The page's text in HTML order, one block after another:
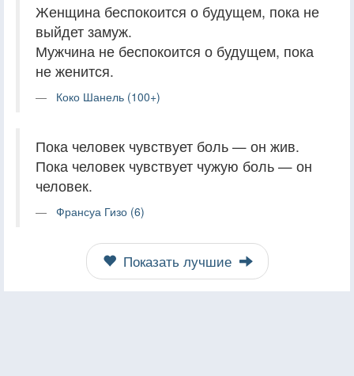
Женщина беспокоится о будущем, пока не
выйдет замуж.
Мужчина не беспокоится о будущем, пока
не женится.
Коко Шанель (100+)
Пока человек чувствует боль — он жив.
Пока человек чувствует чужую боль — он
человек.
Франсуа Гизо (6)
Показать лучшие